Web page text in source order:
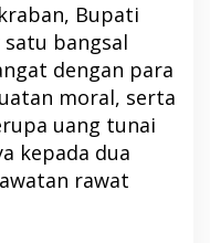
Bupati
bangsal
dengan para
moral, serta
uang tunai
kepada dua
rawat